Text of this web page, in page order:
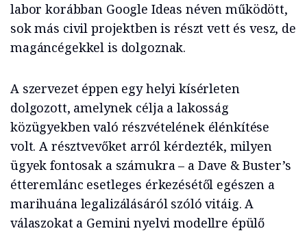
labor korábban Google Ideas néven működött,
sok más civil projektben is részt vett és vesz, de
magáncégekkel is dolgoznak.
A szervezet éppen egy helyi kísérleten
dolgozott, amelynek célja a lakosság
közügyekben való részvételének élénkítése
volt. A résztvevőket arról kérdezték, milyen
ügyek fontosak a számukra – a Dave & Buster’s
étteremlánc esetleges érkezésétől egészen a
marihuána legalizálásáról szóló vitáig. A
válaszokat a Gemini nyelvi modellre épülő